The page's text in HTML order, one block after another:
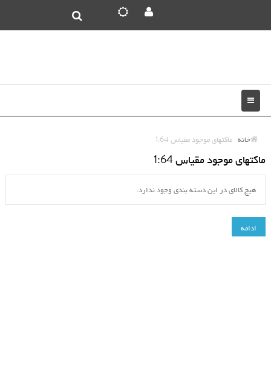
خانه ماکتهای موجود مقیاس 1:64
ماکتهای موجود مقیاس 1:64
هیچ کالای در این دسته بندی وجود ندارد.
ادامه